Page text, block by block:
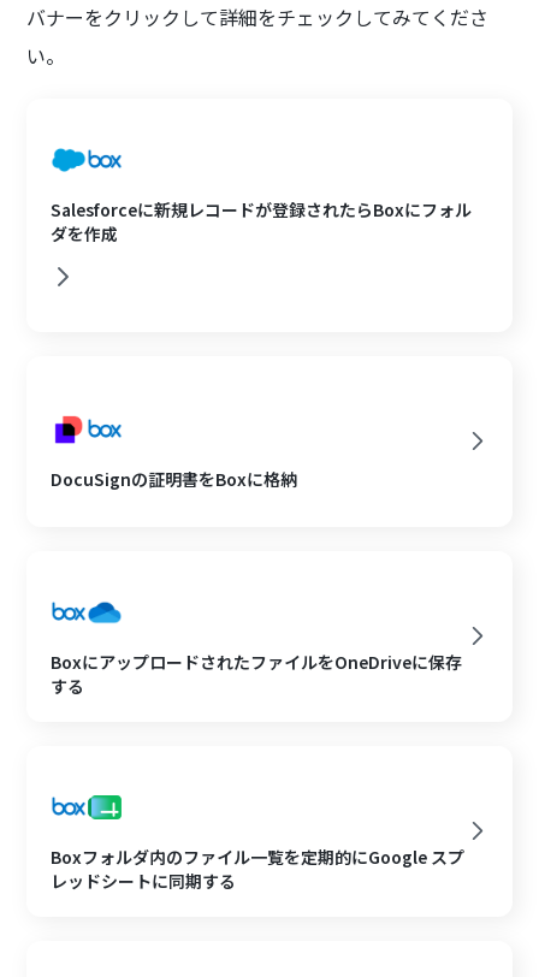
バナーをクリックして詳細をチェックしてみてくださ
い。
Salesforceに新規レコードが登録されたらBoxにフォル
ダを作成
DocuSignの証明書をBoxに格納
BoxにアップロードされたファイルをOneDriveに保存
する
Boxフォルダ内のファイル一覧を定期的にGoogle スプ
レッドシートに同期する